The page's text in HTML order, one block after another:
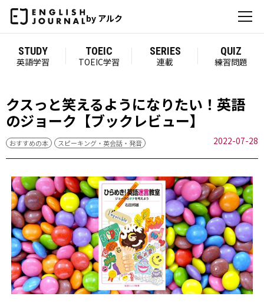
by アルク
STUDY
英語学習
TOEIC
TOEIC学習
SERIES
連載
QUIZ
練習問題
クスっと笑えるようになりたい！英語
のジョーク【ブックレビュー】
おすすめの本 スピーキング・英会話・発音 2022-07-28